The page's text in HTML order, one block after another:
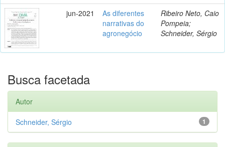
jun-2021
As diferentes
narrativas do
agronegócio
Ribeiro Neto, Caio
Pompeia;
Schneider, Sérgio
Busca facetada
Autor
1
Schneider, Sérgio